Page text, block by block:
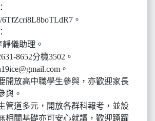
6TfZcri8L8boTLdR7。
儀助理。
8652分機3502。
。
開放高中職學生參與，亦歡迎家長
與。
管道多元，開放各群科報考，並設
相關基礎亦可安心就讀，歡迎踴躍